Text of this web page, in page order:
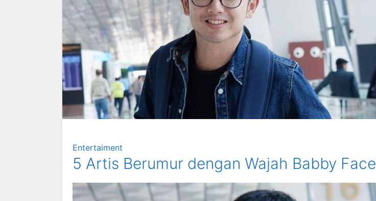
Entertaiment
5 Artis Berumur dengan Wajah Babby Face